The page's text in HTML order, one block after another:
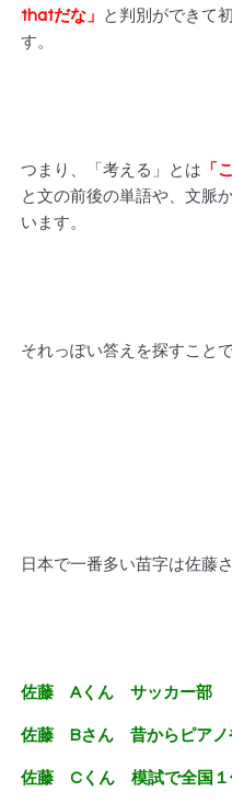
thatだな」
と判別ができて
す。
つまり、「考える」とは 「
と文の前後の単語や、文脈
います。
それっぽい答えを探すこと
日本で一番多い苗字は佐藤
佐藤 Aくん サッカー部
佐藤 Bさん 昔からピアノ
佐藤 Cくん 模試で全国１